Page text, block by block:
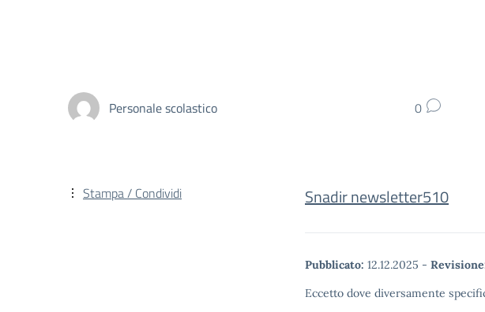
Personale scolastico 0
Snadir newsletter510
Pubblicato: 12.12.2025 -
Eccetto dove diversamente
Stampa / Condividi